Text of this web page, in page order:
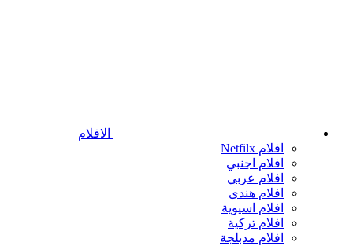
الافلام
افلام Netfilx
افلام اجنبي
افلام عربي
افلام هندى
افلام اسيوية
افلام تركية
افلام مدبلجة